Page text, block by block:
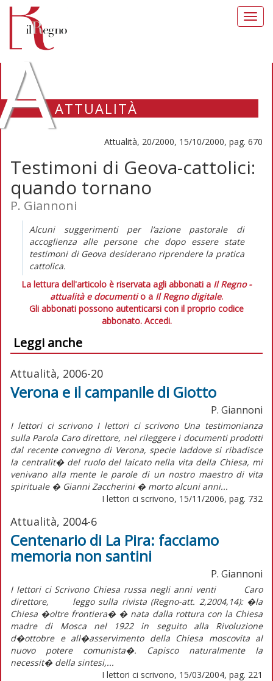
ATTUALITÀ
Attualità, 20/2000, 15/10/2000, pag. 670
Testimoni di Geova-cattolici:
quando tornano
P. Giannoni
Alcuni suggerimenti per l’azione pastorale di
accoglienza alle persone che dopo essere state
testimoni di Geova desiderano riprendere la pratica
cattolica.
La lettura dell'articolo è riservata agli abbonati a Il Regno -
attualità e documentio a Il Regno digitale.
Gli abbonati possono autenticarsi con il proprio codice
abbonato. Accedi.
Leggi anche
Attualità, 2006-20
Verona e il campanile di Giotto
P. Giannoni
I lettori ci scrivono I lettori ci scrivono Una testimonianza
sulla Parola Caro direttore, nel rileggere i documenti prodotti
dal recente convegno di Verona, specie laddove si ribadisce
la centralit� del ruolo del laicato nella vita della Chiesa, mi
venivano alla mente le parole di un nostro maestro di vita
spirituale � Gianni Zaccherini � morto alcuni anni...
I lettori ci scrivono, 15/11/2006, pag. 732
Attualità, 2004-6
Centenario di La Pira: facciamo
memoria non santini
P. Giannoni
I lettori ci Scrivono Chiesa russa negli anni venti Caro
direttore, leggo sulla rivista (Regno-att. 2,2004,14): �la
Chiesa �oltre frontiera� � nata dalla rottura con la Chiesa
madre di Mosca nel 1922 in seguito alla Rivoluzione
d�ottobre e all�asservimento della Chiesa moscovita al
nuovo potere comunista�. Capisco naturalmente la
necessit� della sintesi,...
I lettori ci scrivono, 15/03/2004, pag. 221